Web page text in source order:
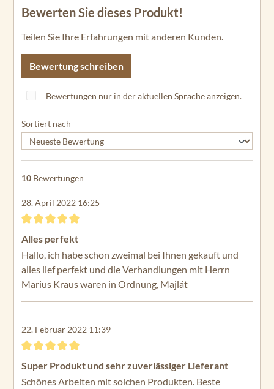
Bewerten Sie dieses Produkt!
Teilen Sie Ihre Erfahrungen mit anderen Kunden.
Bewertung schreiben
Bewertungen nur in der aktuellen Sprache anzeigen.
Sortiert nach
10 Bewertungen
28. April 2022 16:25
Bewertung mit 5 von 5 Sternen
Alles perfekt
Hallo, ich habe schon zweimal bei Ihnen gekauft und
alles lief perfekt und die Verhandlungen mit Herrn
Marius Kraus waren in Ordnung, Majlát
22. Februar 2022 11:39
Bewertung mit 5 von 5 Sternen
Super Produkt und sehr zuverlässiger Lieferant
Schönes Arbeiten mit solchen Produkten. Beste